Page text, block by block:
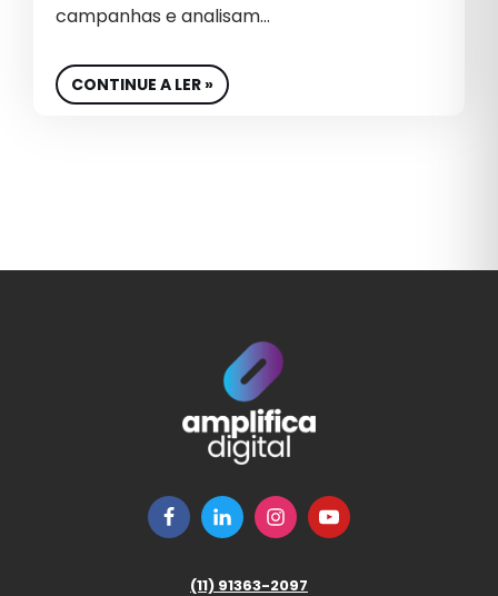
GERAÇÕES
GESTÃO
GESTÃO DE MARCA
GROWTH
GROWTH MARKETING
GTM GO TO MARKET
INBOUND MARKETING
campanhas e analisam…
CONTINUE A LER »
(11) 91363-2097